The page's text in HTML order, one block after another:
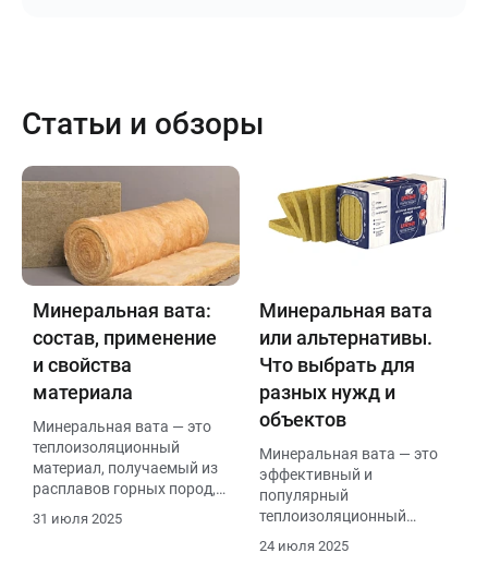
Статьи и обзоры
Минеральная вата:
состав, применение
и свойства
материала
Минеральная вата — это
теплоизоляционный
материал, получаемый из
расплавов горных пород,
31 июля 2025
Минеральная вата
или альтернативы.
Что выбрать для
разных нужд и
объектов
Минеральная вата — это
эффективный и
популярный
теплоизоляционный
24 июля 2025